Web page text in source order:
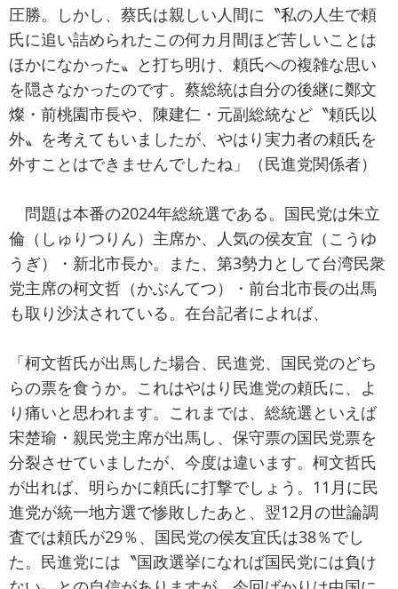
圧勝。しかし、蔡氏は親しい人間に〝私の人生で頼
氏に追い詰められたこの何カ月間ほど苦しいことは
ほかになかった〟と打ち明け、頼氏への複雑な思い
を隠さなかったのです。蔡総統は自分の後継に鄭文
燦・前桃園市長や、陳建仁・元副総統など〝頼氏以
外〟を考えてもいましたが、やはり実力者の頼氏を
外すことはできませんでしたね」（民進党関係者）
問題は本番の2024年総統選である。国民党は朱立
倫（しゅりつりん）主席か、人気の侯友宜（こうゆ
うぎ）・新北市長か。また、第3勢力として台湾民衆
党主席の柯文哲（かぶんてつ）・前台北市長の出馬
も取り沙汰されている。在台記者によれば、
「柯文哲氏が出馬した場合、民進党、国民党のどち
らの票を食うか。これはやはり民進党の頼氏に、よ
り痛いと思われます。これまでは、総統選といえば
宋楚瑜・親民党主席が出馬し、保守票の国民党票を
分裂させていましたが、今度は違います。柯文哲氏
が出れば、明らかに頼氏に打撃でしょう。11月に民
進党が統一地方選で惨敗したあと、翌12月の世論調
査では頼氏が29％、国民党の侯友宜氏は38％でし
た。民進党には〝国政選挙になれば国民党には負け